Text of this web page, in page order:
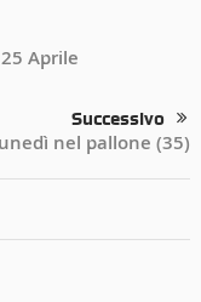
Aprile
Successivo
nel pallone (35)